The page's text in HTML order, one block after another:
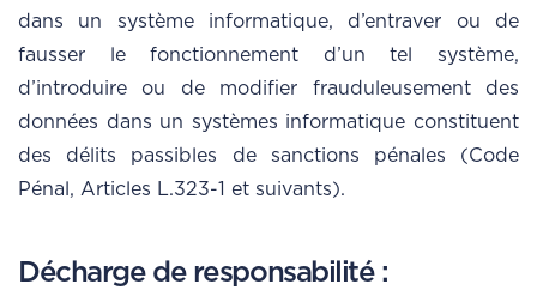
dans un système informatique, d’entraver ou de
fausser le fonctionnement d’un tel système,
d’introduire ou de modifier frauduleusement des
données dans un systèmes informatique constituent
des délits passibles de sanctions pénales (Code
Pénal, Articles L.323-1 et suivants).
Décharge de responsabilité :